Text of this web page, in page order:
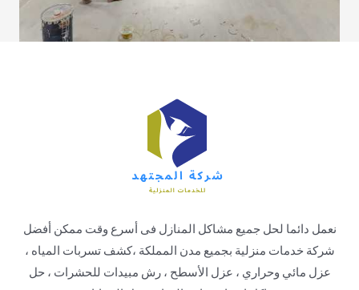
نعمل دائما لحل جميع مشاكل المنازل فى أسرع وقت ممكن أفضل
شركة خدمات منزلية بجميع مدن المملكة ،كشف تسربات المياه ،
عزل مائي وحراري ، عزل الأسطح ، رش مبيدات للحشرات ، حل